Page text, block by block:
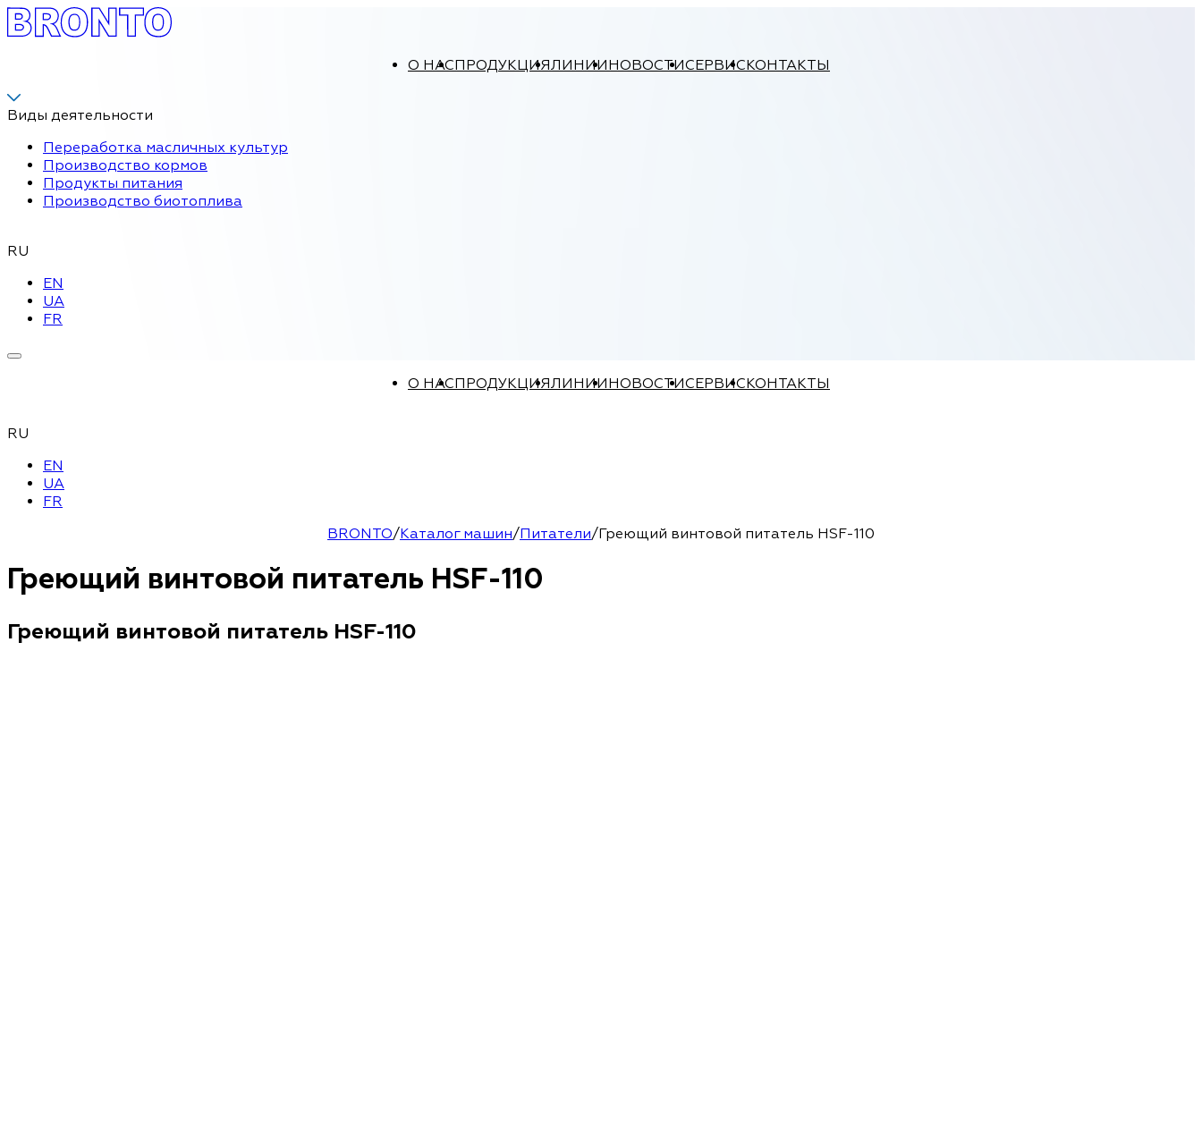
О НАСПРОДУКЦИЯЛИНИИНОВОСТИСЕРВИСКОНТАКТЫ
Виды деятельности
Переработка масличных культур
Производство кормов
Продукты питания
Производство биотоплива
RU
EN
UA
FR
О НАСПРОДУКЦИЯЛИНИИНОВОСТИСЕРВИСКОНТАКТЫ
RU
EN
UA
FR
BRONTO/Каталог машин/Питатели/Греющий винтовой питатель HSF-110
Греющий винтовой питатель HSF-110
Греющий винтовой питатель HSF-110